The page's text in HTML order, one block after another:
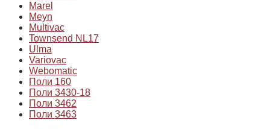
Marel
Meyn
Multivac
Townsend NL17
Ulma
Variovac
Webomatic
Поли 160
Поли 3430-18
Поли 3462
Поли 3463